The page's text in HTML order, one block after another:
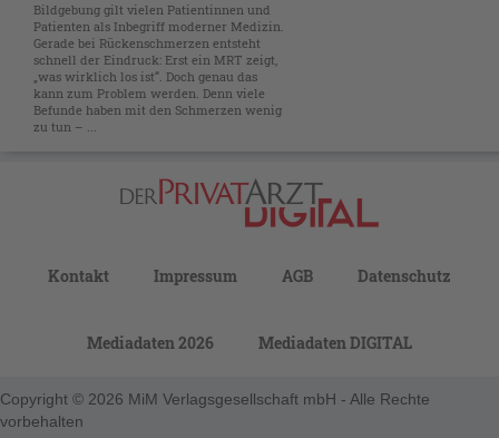
Bildgebung gilt vielen Patientinnen und
Patienten als Inbegriff moderner Medizin.
Gerade bei Rückenschmerzen entsteht
schnell der Eindruck: Erst ein MRT zeigt,
„was wirklich los ist“. Doch genau das
kann zum Problem werden. Denn viele
Befunde haben mit den Schmerzen wenig
zu tun – ...
Kontakt Impressum AGB Datenschutz
Mediadaten 2026 Mediadaten DIGITAL
Copyright © 2026 MiM Verlagsgesellschaft mbH - Alle Rechte
vorbehalten